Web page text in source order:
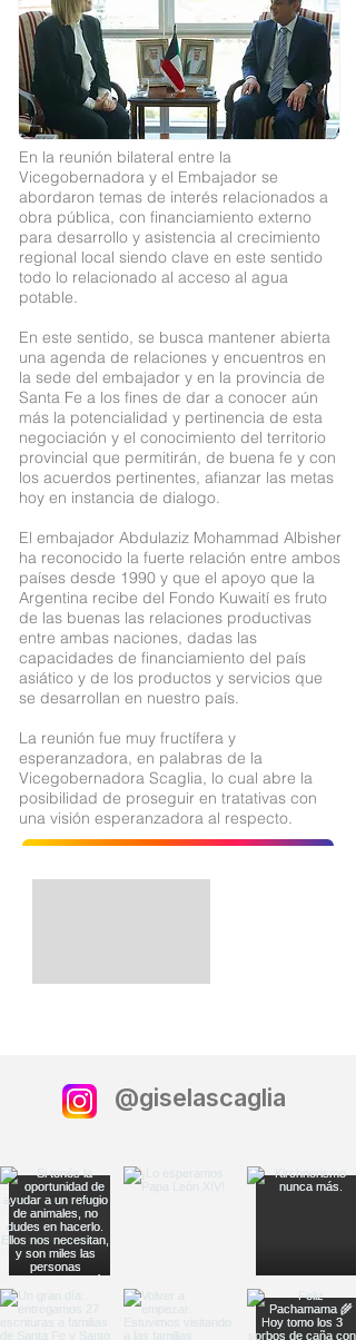
En la reunión bilateral entre la
Vicegobernadora y el Embajador se
abordaron temas de interés relacionados a
obra pública, con financiamiento externo
para desarrollo y asistencia al crecimiento
regional local siendo clave en este sentido
todo lo relacionado al acceso al agua
potable.
En este sentido, se busca mantener abierta
una agenda de relaciones y encuentros en
la sede del embajador y en la provincia de
Santa Fe a los fines de dar a conocer aún
más la potencialidad y pertinencia de esta
negociación y el conocimiento del territorio
provincial que permitirán, de buena fe y con
los acuerdos pertinentes, afianzar las metas
hoy en instancia de dialogo.
El embajador Abdulaziz Mohammad Albisher
ha reconocido la fuerte relación entre ambos
países desde 1990 y que el apoyo que la
Argentina recibe del Fondo Kuwaití es fruto
de las buenas las relaciones productivas
entre ambas naciones, dadas las
capacidades de financiamiento del país
asiático y de los productos y servicios que
se desarrollan en nuestro país.
La reunión fue muy fructífera y
esperanzadora, en palabras de la
Vicegobernadora Scaglia, lo cual abre la
posibilidad de proseguir en tratativas con
una visión esperanzadora al respecto.
@giselascaglia